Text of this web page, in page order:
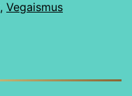
von
, Vegaismus